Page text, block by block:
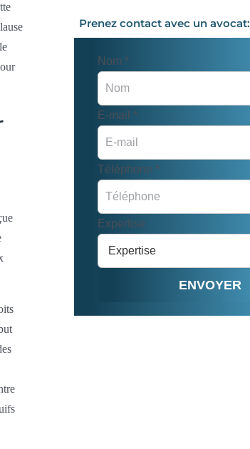
Prenez contact avec un avocat:
Nom *
E-mail *
Téléphone *
Expertise
ENVOYER